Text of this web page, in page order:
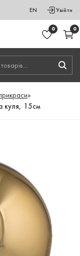
EN Увійти
0 0
»
куля, 15см